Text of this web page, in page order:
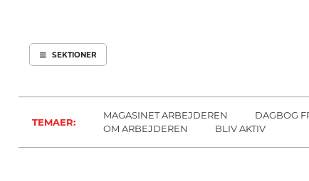
SEKTIONER
ARBEJDEREN
MENER
UDLAND
SOUNDCLOUD
ABONNER
LOG IND
OM
SEKTIONER
TEMAER:
MAGASINET ARBEJDEREN DAGBOG
OM ARBEJDEREN
BLIV AKTIV